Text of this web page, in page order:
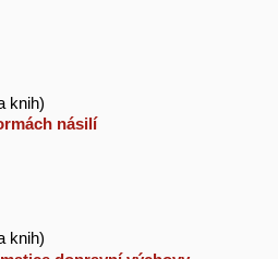
knih)
násilí
knih)